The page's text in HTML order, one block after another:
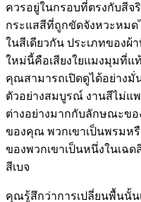
ควรอยู่ในกรอบที่ตรงกับสีจ
กระแสสีที่ถูกขัดจังหวะหม
ในสีเดียวกัน ประเภทของ
ใหม่นี้คือเสียงใยแมงมุมที่แ
คุณสามารถเปิดดูได้อย่างมั่
ตัวอย่างสมบูรณ์ งานสีไม่แ
ต่างอย่างมากกับลักษณะข
ของคุณ พวกเขาเป็นพรมห
ของพวกเขาเป็นหนึ่งในเฉ
สีเบจ
คุณรู้สึกว่าการเปลี่ยนพื้นนั้น